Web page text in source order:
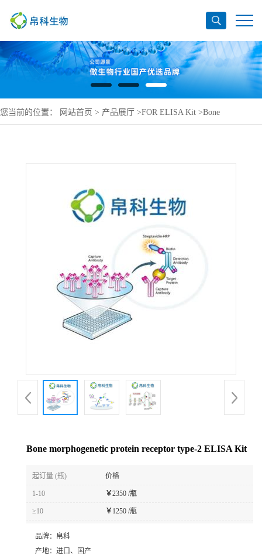
您当前的位置： 网站首页 > 产品展厅 >FOR ELISA Kit >Bone
Bone morphogenetic protein receptor type-2 ELISA Kit
起订量 (瓶) 价格
1-10 ￥2350 /瓶
≥10 ￥ 1250 /瓶
品牌： 帛科
产地： 进口、国产